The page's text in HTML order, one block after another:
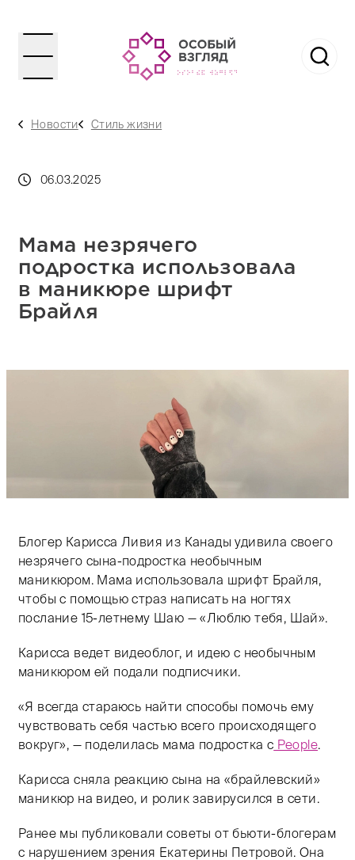
Новости Стиль жизни
06.03.2025
Мама незрячего
подростка использовала
в маникюре шрифт
Брайля
Тифлокомментарий: цветная фотография. На
Блогер Карисса Ливия из Канады удивила своего
незрячего сына-подростка необычным
маникюром. Мама использовала шрифт Брайля,
чтобы с помощью страз написать на ногтях
послание 15-летнему Шаю — «Люблю тебя, Шай».
Карисса ведет видеоблог, и идею с необычным
маникюром ей подали подписчики.
«Я всегда стараюсь найти способы помочь ему
чувствовать себя частью всего происходящего
вокруг», — поделилась мама подростка с People.
Карисса сняла реакцию сына на «брайлевский»
маникюр на видео, и ролик завирусился в сети.
Ранее мы публиковали советы от бьюти-блогерам
с нарушением зрения Екатерины Петровой. Она